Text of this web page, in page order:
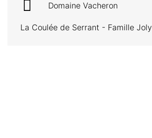
Domaine Vacheron
La Coulée de Serrant - Famille Joly